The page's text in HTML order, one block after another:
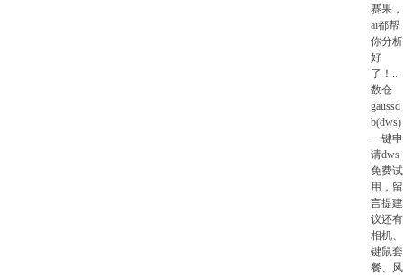
赛果，
ai都帮
你分析
好
了！ ...
数仓
gaussd
b(dws)
一键申
请dws
免费试
用，留
言提建
议还有
相机、
键鼠套
餐、风